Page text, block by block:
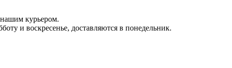
нашим курьером.
и воскресенье, доставляются в понедельник.